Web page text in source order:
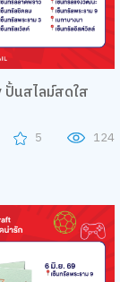
นสไลม์สดใส
5 124